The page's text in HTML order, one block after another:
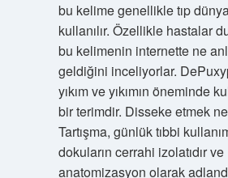
bu kelime genellikle tıp
kullanılır. Özellikle hastalar
bu kelimenin internette ne
geldiğini inceliyorlar.
yıkım ve yıkımın öneminde
bir terimdir. Disseke etmek
Tartışma, günlük tıbbi
dokuların cerrahi izolatıdır ve
anatomizasyon olarak